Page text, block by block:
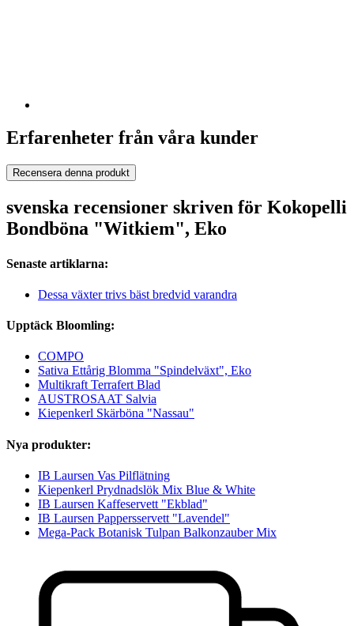
Erfarenheter från våra kunder
Recensera denna produkt
svenska recensioner skriven för Kokopelli
Bondböna "Witkiem", Eko
Senaste artiklarna:
Dessa växter trivs bäst bredvid varandra
Upptäck Bloomling:
COMPO
Sativa Ettårig Blomma "Spindelväxt", Eko
Multikraft Terrafert Blad
AUSTROSAAT Salvia
Kiepenkerl Skärböna "Nassau"
Nya produkter:
IB Laursen Vas Pilflätning
Kiepenkerl Prydnadslök Mix Blue & White
IB Laursen Kaffeservett "Ekblad"
IB Laursen Pappersservett "Lavendel"
Mega-Pack Botanisk Tulpan Balkonzauber Mix